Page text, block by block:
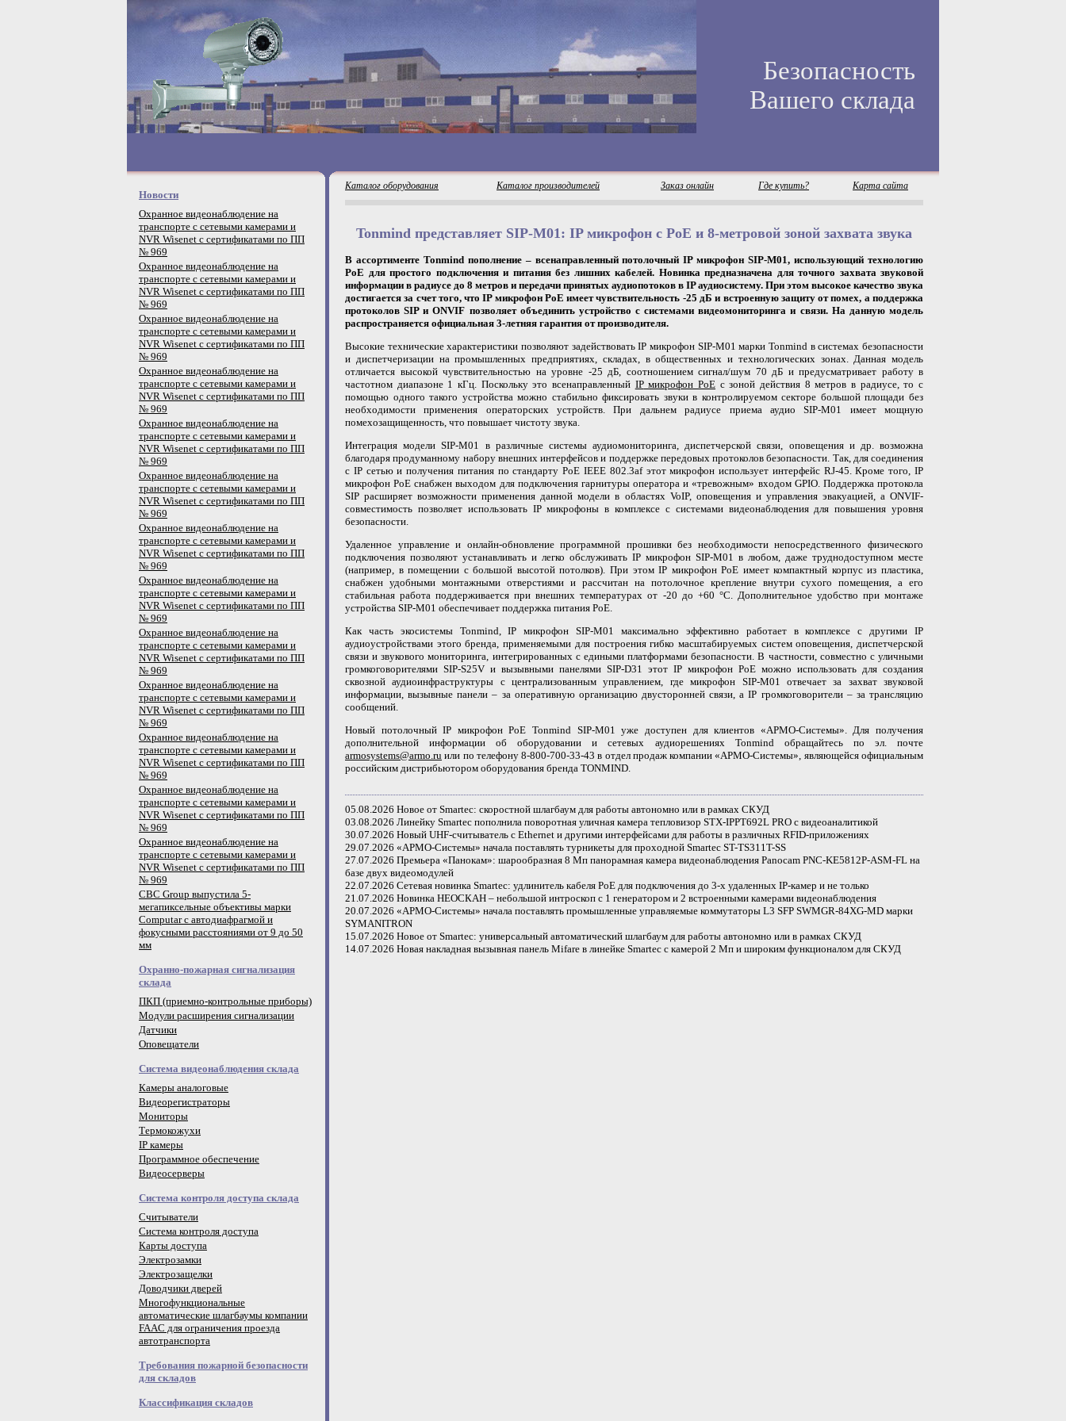
Безопасность
Вашего склада
Новости
Охранное видеонаблюдение на
транспорте с сетевыми камерами и
NVR Wisenet с сертификатами по ПП
№ 969
Охранное видеонаблюдение на
транспорте с сетевыми камерами и
NVR Wisenet с сертификатами по ПП
№ 969
Охранное видеонаблюдение на
транспорте с сетевыми камерами и
NVR Wisenet с сертификатами по ПП
№ 969
Охранное видеонаблюдение на
транспорте с сетевыми камерами и
NVR Wisenet с сертификатами по ПП
№ 969
Охранное видеонаблюдение на
транспорте с сетевыми камерами и
NVR Wisenet с сертификатами по ПП
№ 969
Охранное видеонаблюдение на
транспорте с сетевыми камерами и
NVR Wisenet с сертификатами по ПП
№ 969
Охранное видеонаблюдение на
транспорте с сетевыми камерами и
NVR Wisenet с сертификатами по ПП
№ 969
Охранное видеонаблюдение на
транспорте с сетевыми камерами и
NVR Wisenet с сертификатами по ПП
№ 969
Охранное видеонаблюдение на
транспорте с сетевыми камерами и
NVR Wisenet с сертификатами по ПП
№ 969
Охранное видеонаблюдение на
транспорте с сетевыми камерами и
NVR Wisenet с сертификатами по ПП
№ 969
Охранное видеонаблюдение на
транспорте с сетевыми камерами и
NVR Wisenet с сертификатами по ПП
№ 969
Охранное видеонаблюдение на
транспорте с сетевыми камерами и
NVR Wisenet с сертификатами по ПП
№ 969
Охранное видеонаблюдение на
транспорте с сетевыми камерами и
NVR Wisenet с сертификатами по ПП
№ 969
CBC Group выпустила 5-
мегапиксельные объективы марки
Computar с автодиафрагмой и
фокусными расстояниями от 9 до 50
мм
Охранно-пожарная сигнализация
склада
ПКП (приемно-контрольные приборы)
Модули расширения сигнализации
Датчики
Оповещатели
Система видеонаблюдения склада
Камеры аналоговые
Видеорегистраторы
Мониторы
Термокожухи
IP камеры
Программное обеспечение
Видеосерверы
Система контроля доступа склада
Считыватели
Система контроля доступа
Карты доступа
Электрозамки
Электрозащелки
Доводчики дверей
Многофункциональные
автоматические шлагбаумы компании
FAAC для ограничения проезда
автотранспорта
Требования пожарной безопасности
для складов
Классификация складов
Каталог оборудования Каталог производителей Заказ онлайн Где купить? Карта сайта
Tonmind представляет SIP-M01: IP микрофон с PoE и 8-метровой зоной захвата звука
В ассортименте Tonmind пополнение – всенаправленный потолочныйIP микрофон SIP-M01, использующий технологию
PoE для простого подключения и питания без лишних кабелей. Новинка предназначена для точного захвата звуковой
информации в радиусе до 8 метров и передачи принятых аудиопотоков в IP аудиосистему. При этом высокое качество звука
достигается за счет того, что IP микрофон PoE имеет чувствительность -25 дБ и встроенную защиту от помех, а поддержка
протоколов SIP и ONVIF позволяет объединить устройство с системами видеомониторинга и связи. На данную модель
распространяется официальная 3-летняя гарантия от производителя.
Высокие технические характеристики позволяют задействоватьIP микрофон SIP-M01 марки Tonmind в системах безопасности
и диспетчеризации на промышленных предприятиях, складах, в общественных и технологических зонах. Данная модель
отличается высокой чувствительностью на уровне -25 дБ, соотношением сигнал/шум 70 дБ и предусматривает работу в
частотном диапазоне 1 кГц. Поскольку это всенаправленный IPмикрофонPoE с зоной действия 8 метров в радиусе, то с
помощью одного такого устройства можно стабильно фиксировать звуки в контролируемом секторе большой площади без
необходимости применения операторских устройств. При дальнем радиусе приема аудио SIP-M01 имеет мощную
помехозащищенность, что повышает чистоту звука.
Интеграция модели SIP-M01 в различные системы аудиомониторинга, диспетчерской связи, оповещения и др. возможна
благодаря продуманному набору внешних интерфейсов и поддержке передовых протоколов безопасности. Так, для соединения
с IPсетью и получения питания по стандарту PoE IEEE 802.3af этот микрофон использует интерфейс RJ-45. Кроме того,IP
микрофонPoE снабжен выходом для подключения гарнитуры оператора и «тревожным» входом GPIO. Поддержка протокола
SIP расширяет возможности применения данной модели в областях VoIP, оповещения и управления эвакуацией, а ONVIF-
совместимость позволяет использовать IP микрофоны в комплексе с системами видеонаблюдения для повышения уровня
безопасности.
Удаленное управление и онлайн-обновление программной прошивки без необходимости непосредственного физического
подключения позволяют устанавливать и легко обслуживать IP микрофон SIP-M01 в любом, даже труднодоступном месте
(например, в помещении с большой высотой потолков). При этомIP микрофонPoE имеет компактный корпус из пластика,
снабжен удобными монтажными отверстиями и рассчитан на потолочное крепление внутри сухого помещения, а его
стабильная работа поддерживается при внешних температурах от -20 до +60 °С. Дополнительное удобство при монтаже
устройства SIP-M01 обеспечивает поддержка питания PoE.
Как часть экосистемы Tonmind,IP микрофон SIP-M01 максимально эффективно работает в комплексе с другимиIP
аудиоустройствами этого бренда, применяемыми для построения гибко масштабируемых систем оповещения, диспетчерской
связи и звукового мониторинга, интегрированных с едиными платформами безопасности. В частности, совместно с уличными
громкоговорителями SIP-S25V и вызывными панелями SIP-D31 этот IP микрофон PoE можно использовать для создания
сквозной аудиоинфраструктуры с централизованным управлением, где микрофон SIP-M01 отвечает за захват звуковой
информации, вызывные панели – за оперативную организацию двусторонней связи, аIP громкоговорители – за трансляцию
сообщений.
Новый потолочныйIP микрофонPoE Tonmind SIP-M01 уже доступен для клиентов «АРМО-Системы». Для получения
дополнительной информации об оборудовании и сетевых аудиорешениях Tonmind обращайтесь по эл. почте
armosystems@armo.ru или по телефону 8-800-700-33-43 в отдел продаж компании «АРМО-Системы», являющейся официальным
российским дистрибьютором оборудования бренда TONMIND.
05.08.2026 Новое от Smartec: скоростной шлагбаум для работы автономно или в рамках СКУД
03.08.2026 Линейку Smartec пополнила поворотная уличная камера тепловизор STX-IPPT692L PRO с видеоаналитикой
30.07.2026 Новый UHF-считыватель с Ethernet и другими интерфейсами для работы в различных RFID-приложениях
29.07.2026 «АРМО-Системы» начала поставлять турникеты для проходной Smartec ST-TS311T-SS
27.07.2026 Премьера «Панокам»: шарообразная 8 Мп панорамная камера видеонаблюдения Panocam PNC-KE5812P-ASM-FL на
базе двух видеомодулей
22.07.2026 Сетевая новинка Smartec: удлинитель кабеля PoE для подключения до 3-х удаленных IP-камер и не только
21.07.2026 Новинка НЕОСКАН – небольшой интроскоп с 1 генератором и 2 встроенными камерами видеонаблюдения
20.07.2026 «АРМО-Системы» начала поставлять промышленные управляемые коммутаторы L3 SFP SWMGR-84XG-MD марки
SYMANITRON
15.07.2026 Новое от Smartec: универсальный автоматический шлагбаум для работы автономно или в рамках СКУД
14.07.2026 Новая накладная вызывная панель Mifare в линейке Smartec с камерой 2 Мп и широким функционалом для СКУД